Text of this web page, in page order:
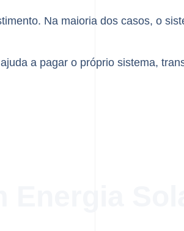
Na maioria dos casos, o
a pagar o próprio sistema,